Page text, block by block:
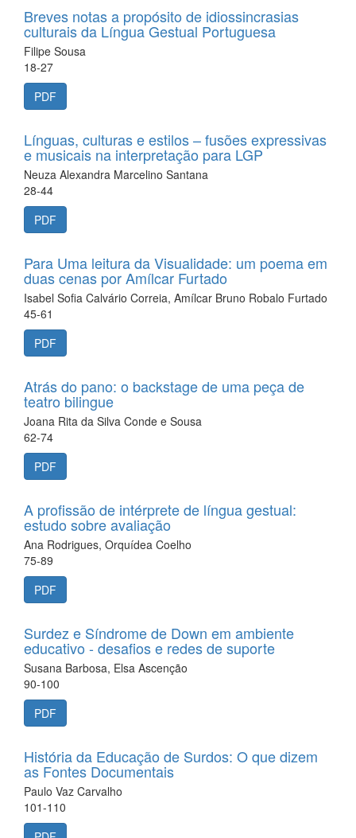
Breves notas a propósito de idiossincrasias
culturais da Língua Gestual Portuguesa
Filipe Sousa
18-27
PDF
Línguas, culturas e estilos – fusões expressivas
e musicais na interpretação para LGP
Neuza Alexandra Marcelino Santana
28-44
PDF
Para Uma leitura da Visualidade: um poema em
duas cenas por Amílcar Furtado
Isabel Sofia Calvário Correia, Amílcar Bruno Robalo Furtado
45-61
PDF
Atrás do pano: o backstage de uma peça de
teatro bilingue
Joana Rita da Silva Conde e Sousa
62-74
PDF
A profissão de intérprete de língua gestual:
estudo sobre avaliação
Ana Rodrigues, Orquídea Coelho
75-89
PDF
Surdez e Síndrome de Down em ambiente
educativo - desafios e redes de suporte
Susana Barbosa, Elsa Ascenção
90-100
PDF
História da Educação de Surdos: O que dizem
as Fontes Documentais
Paulo Vaz Carvalho
101-110